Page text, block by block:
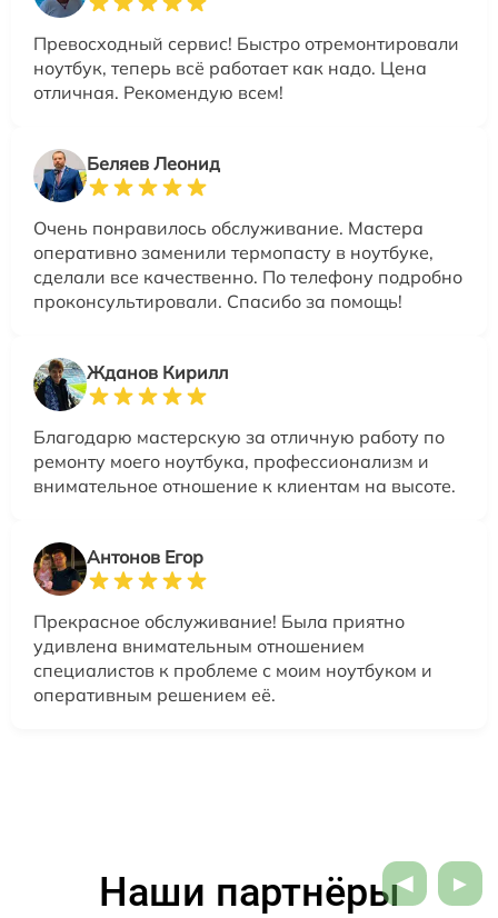
Превосходный сервис! Быстро отремонтировали
ноутбук, теперь всё работает как надо. Цена
отличная. Рекомендую всем!
Беляев Леонид
Очень понравилось обслуживание. Мастера
оперативно заменили термопасту в ноутбуке,
сделали все качественно. По телефону подробно
проконсультировали. Спасибо за помощь!
Жданов Кирилл
Благодарю мастерскую за отличную работу по
ремонту моего ноутбука, профессионализм и
внимательное отношение к клиентам на высоте.
Антонов Егор
Прекрасное обслуживание! Была приятно
удивлена внимательным отношением
специалистов к проблеме с моим ноутбуком и
оперативным решением её.
Наши партнёры